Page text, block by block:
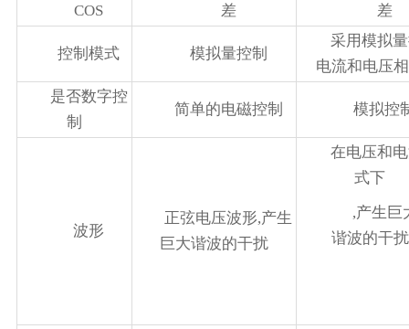
COS
差 差
控制模式 模拟量控制
采用模拟
电流和电压
是否数字控
制
简单的电磁控制 模拟控
波形
正弦电压波形,产生
巨大谐波的干扰
在电压和
式下
,产生巨
谐波的干扰